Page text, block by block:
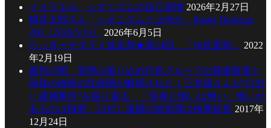
イスラエル、シオニズムの自己崩壊 2026年2月27日
鶴見太郎さん「シオニズムとは何か」Radio Dialogue
260（2026/5/13）
2026年6月5日
らっきーデタラメ放送局★第24回 『W総選挙』
2022
年2月19日
裁判の闇 実態は振り込め詐欺グループの報復殺害と
同様の検察の壮絶闇が解明された！三井環さんが”口封
じ逮捕事件”を振り返る 「告発に悔いは無い。悔いが
あるのは検察」口封じ逮捕の総指揮は検事総長 2017年
12月24日